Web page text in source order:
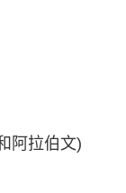
公司不負相關責
公司將視審查結果
惡意使用之情形，
採取法律行動。
阿拉伯文)